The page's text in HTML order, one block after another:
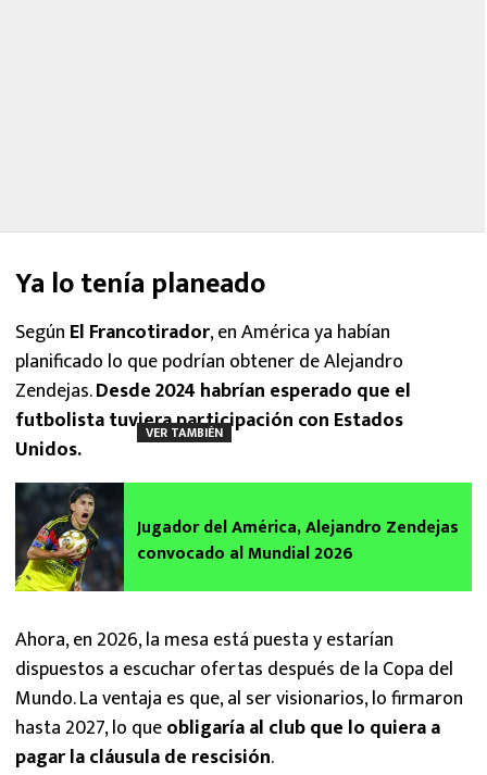
Ya lo tenía planeado
Según El Francotirador, en América ya habían
planificado lo que podrían obtener de Alejandro
Zendejas.Desde 2024 habrían esperado que el
futbolista tuviera participación con Estados
Unidos.
VER TAMBIÉN
Jugador del América, Alejandro Zendejas
convocado al Mundial 2026
Ahora, en 2026, la mesa está puesta y estarían
dispuestos a escuchar ofertas después de la Copa del
Mundo. La ventaja es que, al ser visionarios, lo firmaron
hasta 2027, lo queobligaría al club que lo quiera a
pagar la cláusula de rescisión.